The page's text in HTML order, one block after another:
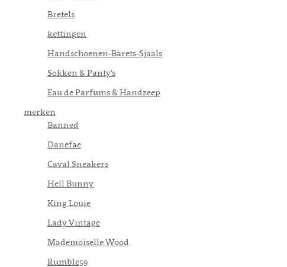
Bretels
kettingen
Handschoenen-Barets-Sjaals
Sokken & Panty's
Eau de Parfums & Handzeep
merken
Banned
Danefae
Caval Sneakers
Hell Bunny
King Louie
Lady Vintage
Mademoiselle Wood
Rumble59